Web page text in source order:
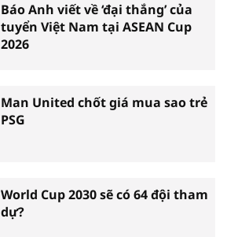
Báo Anh viết về ‘đại thắng’ của
tuyển Việt Nam tại ASEAN Cup
2026
Man United chốt giá mua sao trẻ
PSG
World Cup 2030 sẽ có 64 đội tham
dự?